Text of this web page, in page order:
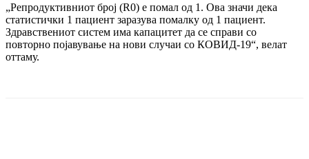
„Репродуктивниот број (R0) е помал од 1. Ова значи дека
статистички 1 пациент заразува помалку од 1 пациент.
Здравствениот систем има капацитет да се справи со
повторно појавување на нови случаи со КОВИД-19“, велат
оттаму.